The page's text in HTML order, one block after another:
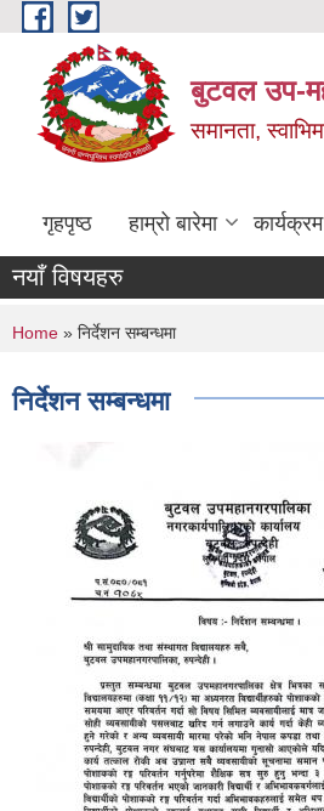
Skip to main content
बुटवल उप-
समानता,
गृहपृष्ठ हाम्रो बारेमा
नयाँ विषयहरु
You are here
Home » निर्देशन सम्बन्धमा
निर्देशन सम्बन्धमा